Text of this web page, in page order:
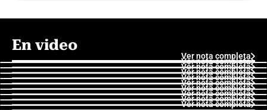
En video
Ver nota completa
Ver nota completa
Ver nota completa
Ver nota completa
Ver nota completa
Ver nota completa
Ver nota completa
Ver nota completa
Ver nota completa
Ver nota completa